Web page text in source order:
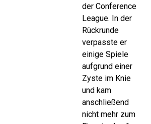
der Conference
League. In der
Rückrunde
verpasste er
einige Spiele
aufgrund einer
Zyste im Knie
und kam
anschließend
nicht mehr zum